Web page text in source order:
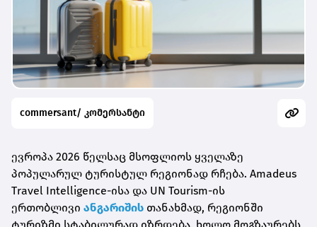
commersant/ კომერსანტი
ევროპა 2026 წელსაც მსოფლიოს ყველაზე
პოპულარულ ტურისტულ რეგიონად რჩება. Amadeus
Travel Intelligence-ისა და UN Tourism-ის
ერთობლივი ანგარიშის თანახმად, რეგიონში